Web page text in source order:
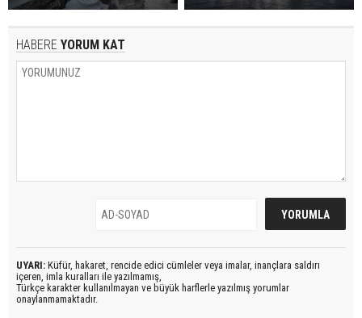
HABERE YORUM KAT
UYARI: Küfür, hakaret, rencide edici cümleler veya imalar, inançlara saldırı
içeren, imla kuralları ile yazılmamış,
Türkçe karakter kullanılmayan ve büyük harflerle yazılmış yorumlar
onaylanmamaktadır.